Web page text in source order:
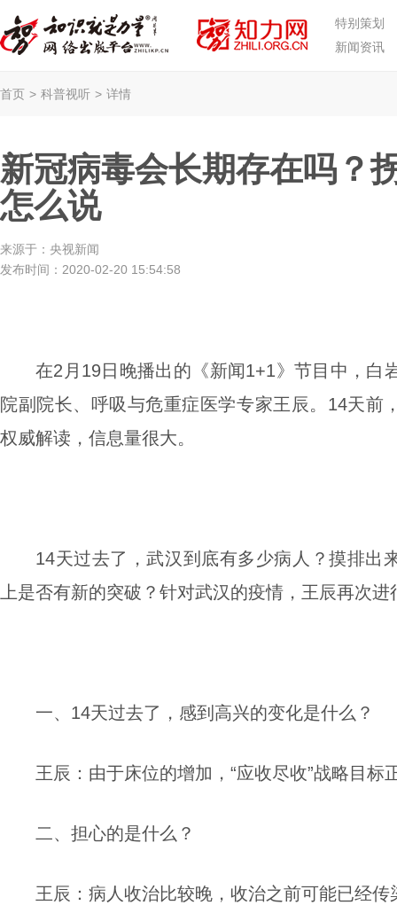
特别策划
新闻资讯
首页 > 科普视听 > 详情
新冠病毒会长期存在吗？
怎么说
来源于： 央视新闻
发布时间： 2020-02-20 15:54:58
在2月19日晚播出的《新闻1+1》节目中，白
院副院长、呼吸与危重症医学专家王辰。14天前
权威解读，信息量很大。
14天过去了，武汉到底有多少病人？摸排出
上是否有新的突破？针对武汉的疫情，王辰再次进
一、14天过去了，感到高兴的变化是什么？
王辰： 由于床位的增加，“应收尽收”战略目标
二、担心的是什么？
王辰：病人收治比较晚，收治之前可能已经